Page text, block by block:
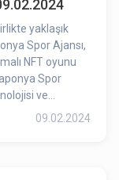
yaklaşık
Spor Ajansı,
NFT oyunu
ve
yenilik getirmesi
09.02.2024